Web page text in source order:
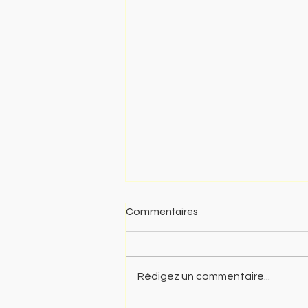
Commentaires
Rédigez un commentaire...